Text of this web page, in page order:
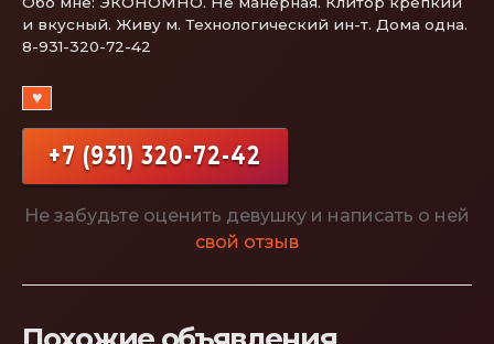
и вкусный. Живу м. Технологический ин-т. Дома одна.
8-931-320-72-42
♥
+7 (931) 320-72-42
Не забудьте оценить девушку и написать о ней
свой отзыв